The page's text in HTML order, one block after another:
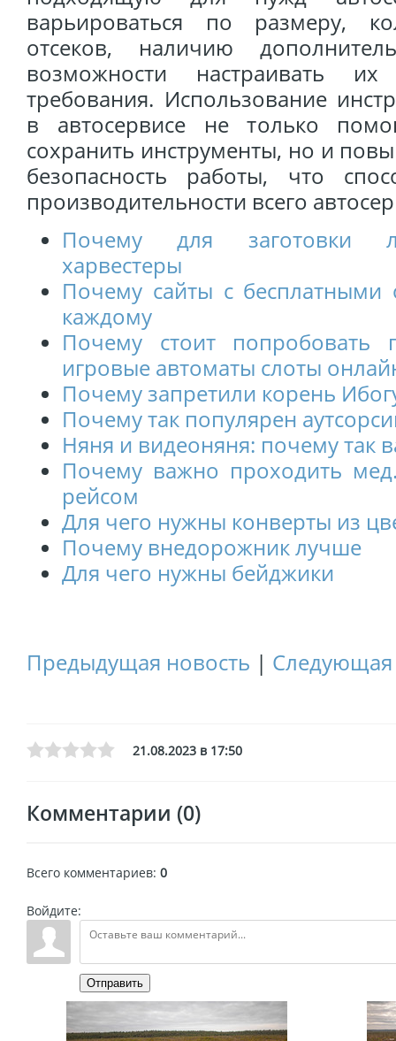
варьироваться по размеру,
отсеков, наличию
возможности настраивать
требования. Использование
в автосервисе не только
сохранить инструменты, но и
безопасность работы, что
производительности всего
Почему для заготовки
харвестеры
Почему сайты с
каждому
Почему стоит попробовать
игровые автоматы слоты
Почему запретили корень
Почему так популярен
Няня и видеоняня: почему так
Почему важно проходить
рейсом
Для чего нужны конверты из
Почему внедорожник лучше
Для чего нужны бейджики
Предыдущая новость | Следующая
21.08.2023 в 17:50
Комментарии (0)
Всего комментариев: 0
Войдите:
Отправить